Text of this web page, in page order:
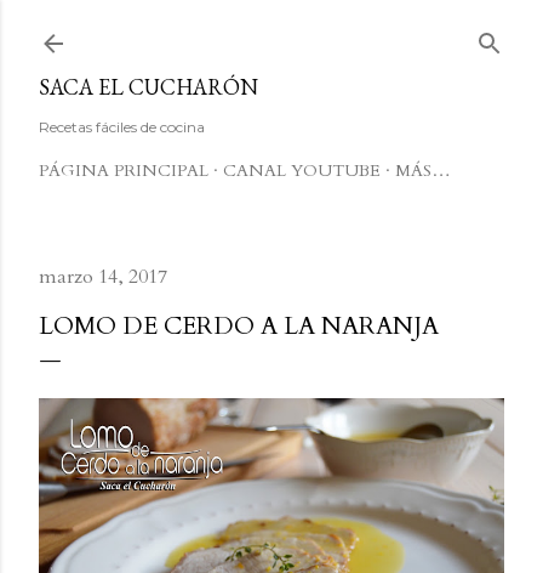
SACA EL CUCHARÓN
Recetas fáciles de cocina
PÁGINA PRINCIPAL CANAL YOUTUBE MÁS…
marzo 14, 2017
LOMO DE CERDO A LA NARANJA